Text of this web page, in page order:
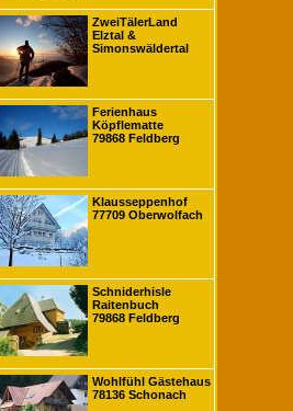
ZweiTälerLand
Elztal &
Simonswäldertal
Ferienhaus
Köpflematte
79868 Feldberg
Klausseppenhof
77709 Oberwolfach
Schniderhisle
Raitenbuch
79868 Feldberg
Wohlfühl Gästehaus
78136 Schonach